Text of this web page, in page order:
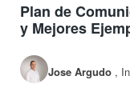
Plan de
y Mejores
Jose Argudo ,